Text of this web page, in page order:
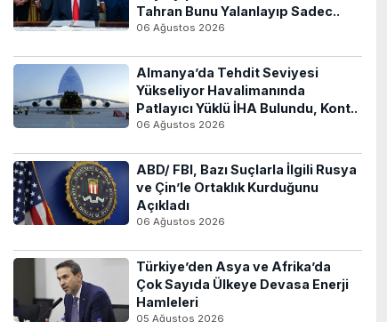
Tahran Bunu Yalanlayıp Sadec..
06 Ağustos 2026
Almanya’da Tehdit Seviyesi
Yükseliyor Havalimanında
Patlayıcı Yüklü İHA Bulundu, Kont..
06 Ağustos 2026
ABD/ FBI, Bazı Suçlarla İlgili Rusya
ve Çin’le Ortaklık Kurduğunu
Açıkladı
06 Ağustos 2026
Türkiye’den Asya ve Afrika’da
Çok Sayıda Ülkeye Devasa Enerji
Hamleleri
05 Ağustos 2026